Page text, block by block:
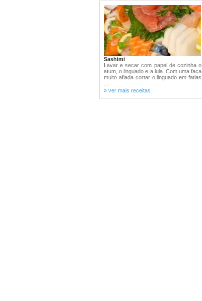
Sashimi
Lavar e secar com papel de cozinha o
atum, o linguado e a lula. Com uma faca
muito afiada cortar o linguado em fatias
» ver mais receitas